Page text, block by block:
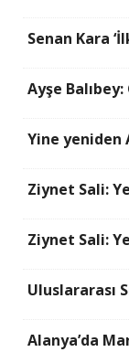
Senan Kara
Ayşe
Yine yeniden
Ziynet Sali:
Ziynet Sali:
Uluslararası
Alanya’da